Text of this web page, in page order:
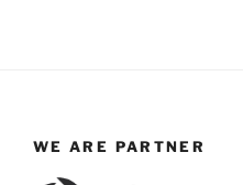
WE ARE PARTNER